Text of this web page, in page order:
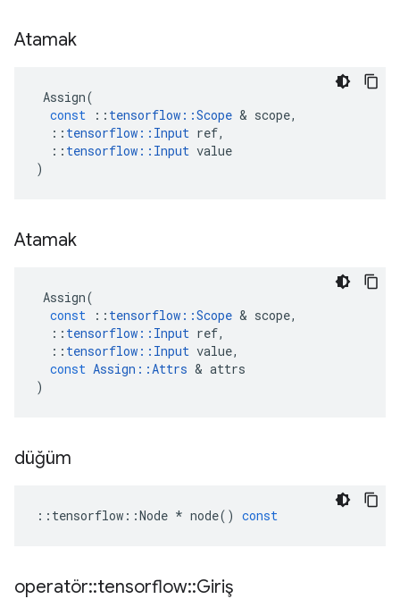
Atamak
Assign(
const
:: tensorflow ::Scope & scope,
:: tensorflow :: Input ref,
:: tensorflow :: Input value
)
Atamak
Assign(
const
:: tensorflow ::Scope & scope,
:: tensorflow :: Input ref,
:: tensorflow :: Input value,
const Assign ::Attrs & attrs
)
düğüm
:: tensorflow ::Node * node() const
operatör::tensorflow::Giriş